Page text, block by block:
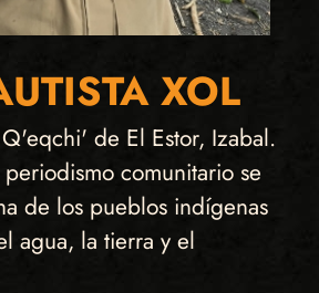
XOL
de El Estor, Izabal.
comunitario se
de los pueblos indígenas
agua, la tierra y el